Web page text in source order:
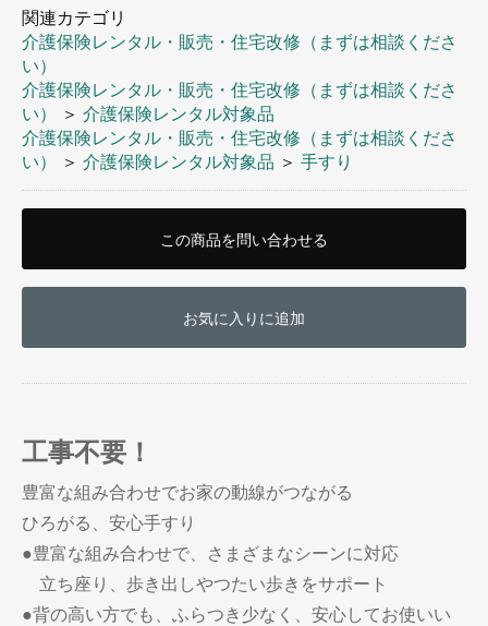
関連カテゴリ
介護保険レンタル・販売・住宅改修（まずは相談くださ
い）
介護保険レンタル・販売・住宅改修（まずは相談くださ
い）
＞ 介護保険レンタル対象品
介護保険レンタル・販売・住宅改修（まずは相談くださ
い）
＞ 介護保険レンタル対象品 ＞ 手すり
この商品を問い合わせる
お気に入りに追加
工事不要！
豊富な組み合わせでお家の動線がつながる
ひろがる、安心手すり
●豊富な組み合わせで、さまざまなシーンに対応
立ち座り、歩き出しやつたい歩きをサポート
●背の高い方でも、ふらつき少なく、安心してお使いい